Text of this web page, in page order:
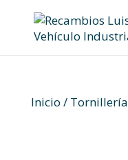
content
Inicio / Tornillería